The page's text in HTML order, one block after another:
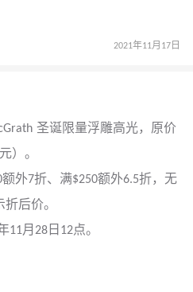
2021年11月17日
圣诞限量浮雕高光，原价
）。
外7折、满$250额外6.5折，无
后价。
11月28日12点。